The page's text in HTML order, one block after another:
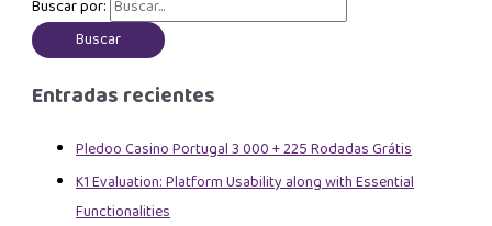
Buscar por:
Entradas recientes
Pledoo Casino Portugal 3 000 + 225 Rodadas Grátis
K1 Evaluation: Platform Usability along with Essential
Functionalities